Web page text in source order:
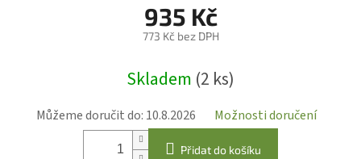
935 Kč
773 Kč bez DPH
cena:
Skladem (2 ks)
Můžeme doručit do: 10.8.2026 Možnosti doručení
Přidat do košíku